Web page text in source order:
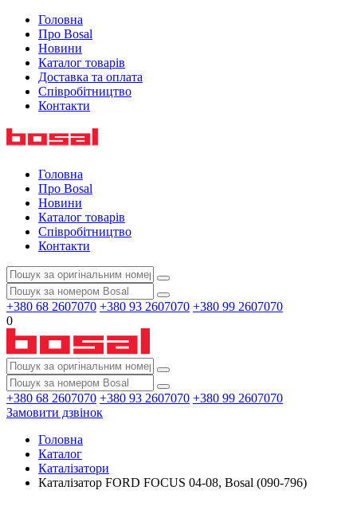
Головна
Про Bosal
Новини
Каталог товарів
Доставка та оплата
Співробітництво
Контакти
Головна
Про Bosal
Новини
Каталог товарів
Співробітництво
Контакти
+380 68 2607070 +380 93 2607070 +380 99 2607070
0
+380 68 2607070 +380 93 2607070 +380 99 2607070
Замовити дзвінок
Головна
Каталог
Каталізатори
Каталізатор FORD FOCUS 04-08, Bosal (090-796)